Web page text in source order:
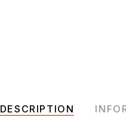
DESCRIPTION